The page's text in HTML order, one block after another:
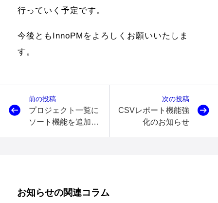
行っていく予定です。
今後ともInnoPMをよろしくお願いいたしま
す。
前の投稿
プロジェクト一覧に
ソート機能を追加し
次の投稿
CSVレポート機能強
化のお知らせ
お知らせの関連コラム